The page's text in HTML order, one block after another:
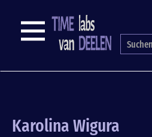
content
NAVIGATION
Karolina Wigura